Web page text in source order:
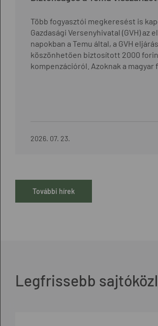
Több fogyasztói megkeresést is
Gazdasági Versenyhivatal (GVH) az
napokban a Temu által, a GVH
köszönhetően biztosított 2000
kompenzációról. Azoknak a magyar
2026. 07. 23.
További hírek
Legfrissebb